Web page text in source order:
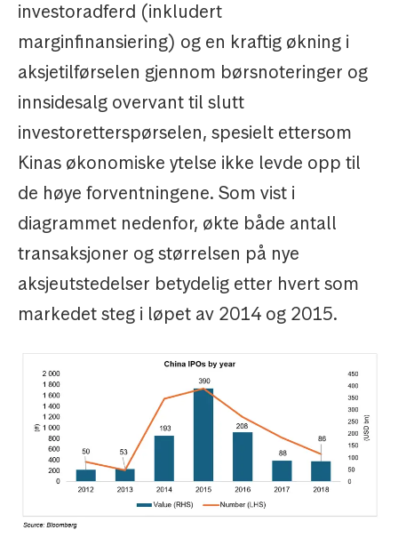
investoradferd (inkludert
marginfinansiering) og en kraftig økning i
aksjetilførselen gjennom børsnoteringer og
innsidesalg overvant til slutt
investoretterspørselen, spesielt ettersom
Kinas økonomiske ytelse ikke levde opp til
de høye forventningene. Som vist i
diagrammet nedenfor, økte både antall
transaksjoner og størrelsen på nye
aksjeutstedelser betydelig etter hvert som
markedet steg i løpet av 2014 og 2015.